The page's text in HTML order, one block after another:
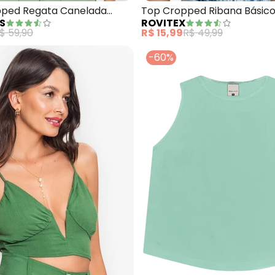
Regata Canelada
59,90
Top Cropped Ribana
ROVITEX
R$ 15,99R$ 49,99
-60%